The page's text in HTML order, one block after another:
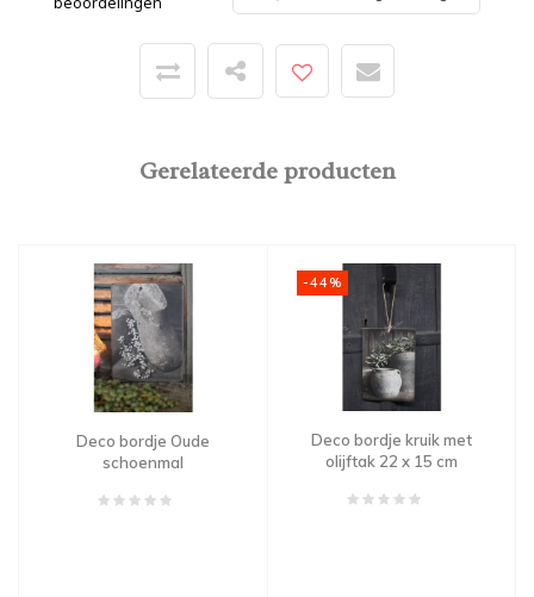
Gerelateerde producten
Deco bordje Oude
schoenmal
-44%
Deco bordje kruik met
olijftak 22 x 15 cm